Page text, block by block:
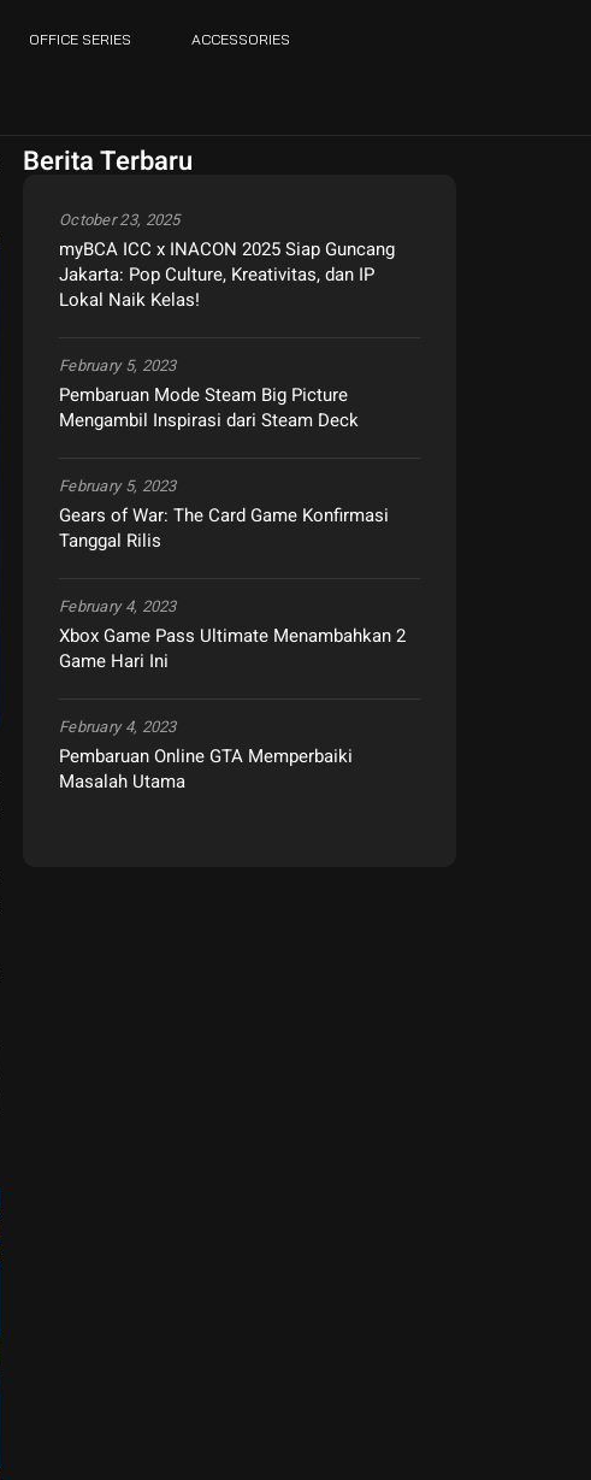
OFFICE SERIES ACCESSORIES
Berita Terbaru
myBCA ICC x INACON 2025 Siap Guncang
Jakarta: Pop Culture, Kreativitas, dan IP
Lokal Naik Kelas!
October 23, 2025
Pembaruan Mode Steam Big Picture
Mengambil Inspirasi dari Steam Deck
February 5, 2023
Gears of War: The Card Game Konfirmasi
Tanggal Rilis
February 5, 2023
Xbox Game Pass Ultimate Menambahkan 2
Game Hari Ini
February 4, 2023
Pembaruan Online GTA Memperbaiki
Masalah Utama
February 4, 2023